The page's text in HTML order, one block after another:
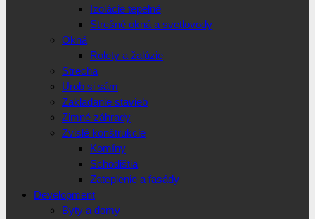
Izolácie tepelné
Strešné okná a svetlovody
Okná
Rolety a žalúzie
Strecha
Urob si sám
Zakladanie stavieb
Zimné záhrady
Zvislé konštrukcie
Komíny
Schodištia
Zateplenie a fasády
Development
Byty a domy